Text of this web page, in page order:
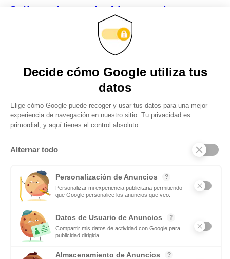
¿Cuáles son las ventajas del entrenamiento
Son muchas las personas que piensan que el personal trainer es una
figura totalmente innecesario producto de las modas y cuyos
nada más lejos
Obtenga actualizaciones y manténgase
conectado: suscríbase a nuestro boletín
maestro de Educación Física
Leer mas